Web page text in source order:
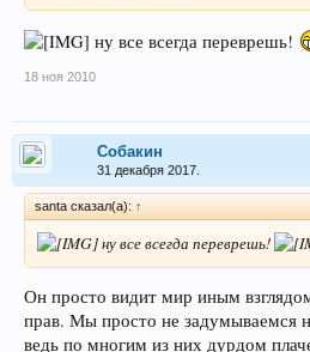
ну все всегда переврешь!
18 ноя 2010
Собакин
31 декабря 2017.
santa сказал(а): ↑
ну все всегда переврешь!
Он просто видит мир иным
прав. Мы просто не задумываемся
ведь по многим из них дурдом